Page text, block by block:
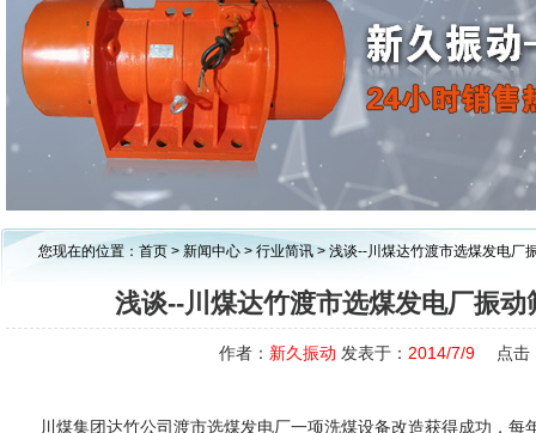
1 2
您现在的位置： 首页 > 新闻中心 > 行业简讯 > 浅谈--川煤达竹渡市选煤发电厂
浅谈--川煤达竹渡市选煤发电厂振
作者： 新久振动 发表于： 2014/7/9 点击
川煤集团达竹公司渡市选煤发电厂一项洗煤设备改造获得成功，每